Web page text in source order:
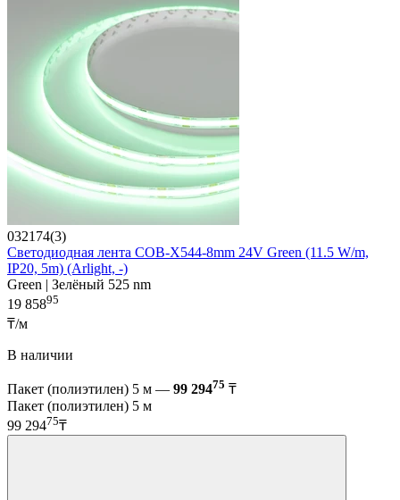
032174(3)
Светодиодная лента COB-X544-8mm 24V Green (11.5 W/m,
IP20, 5m) (Arlight, -)
Green | Зелёный 525 nm
19 85895
₸/м
В наличии
Пакет (полиэтилен) 5 м — 99 29475 ₸
Пакет (полиэтилен) 5 м
99 29475₸